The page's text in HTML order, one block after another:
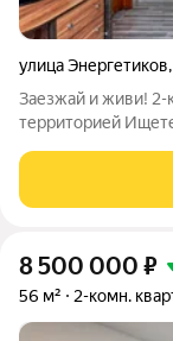
улица Энергетиков,
Заезжай и живи! 2-
территорией
подойдет!
5-м этаже 5-
8 500 000 ₽
56 м² 2-комн.